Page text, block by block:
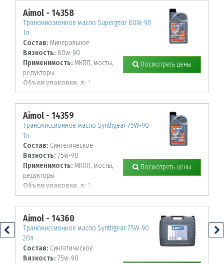
Aimol - 14358
Трансмиссионное масло Supergear 80W-90
1л
Состав: Минеральное
Вязкость: 80w-90
Применимость: МКПП, мосты,
редукторы
Объем упаковки, л: 1
Посмотреть цены
Aimol - 14359
Трансмиссионное масло Synthgear 75W-90
1л
Состав: Синтетическое
Вязкость: 75w-90
Применимость: МКПП, мосты,
редукторы
Объем упаковки, л: 1
Посмотреть цены
Aimol - 14360
Трансмиссионное масло Synthgear 75W-90
20л
Состав: Синтетическое
Вязкость: 75w-90